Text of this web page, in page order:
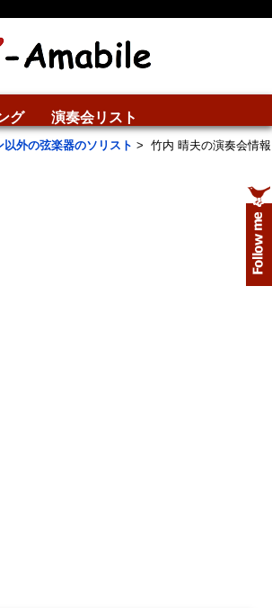
グ 演奏会リスト
以外の弦楽器のソリスト > 竹内 晴夫の演奏会情報